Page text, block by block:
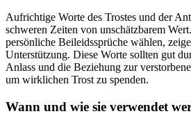
Aufrichtige Worte des Trostes und der
schweren Zeiten von unschätzbarem
persönliche Beileidssprüche wählen,
Unterstützung. Diese Worte sollten gut
Anlass und die Beziehung zur
um wirklichen Trost zu spenden.
Wann und wie sie verwendet